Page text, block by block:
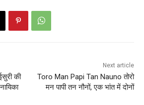
की
Next article
Toro Man Papi Tan Nauno तोरो
मन पापी तन नौनों, एक भांत में दोनों